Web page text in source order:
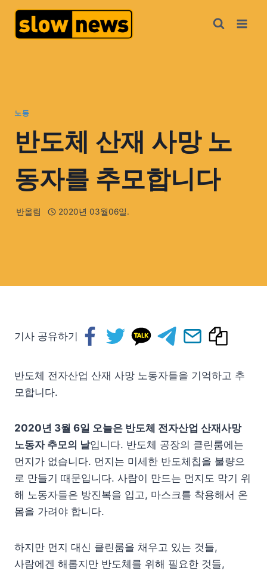
노동
반도체 산재 사망 노
동자를 추모합니다
반올림 2020년 03월06일.
기사 공유하기
반도체 전자산업 산재 사망 노동자들을 기억하고 추
모합니다.
2020년 3월 6일 오늘은 반도체 전자산업 산재사망
노동자 추모의 날입니다. 반도체 공장의 클린룸에는
먼지가 없습니다. 먼지는 미세한 반도체칩을 불량으
로 만들기 때문입니다. 사람이 만드는 먼지도 막기 위
해 노동자들은 방진복을 입고, 마스크를 착용해서 온
몸을 가려야 합니다.
하지만 먼지 대신 클린룸을 채우고 있는 것들,
사람에겐 해롭지만 반도체를 위해 필요한 것들,